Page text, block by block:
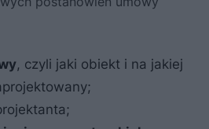
, czyli jaki obiekt i na jakiej